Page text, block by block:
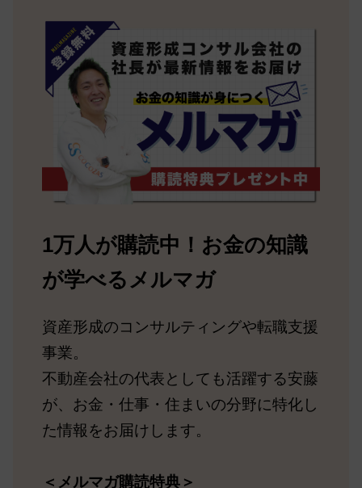
1万人が購読中！お金の知識
が学べるメルマガ
資産形成のコンサルティングや転職支援
事業。
不動産会社の代表としても活躍する安藤
が、お金・仕事・住まいの分野に特化し
た情報をお届けします。
＜メルマガ購読特典＞